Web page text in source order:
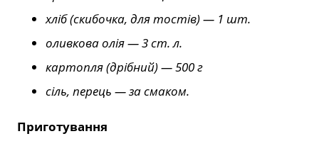
хліб (скибочка, для тостів) — 1 шт.
оливкова олія — 3 ст. л.
картопля (дрібний) — 500 г
сіль, перець — за смаком.
Приготування